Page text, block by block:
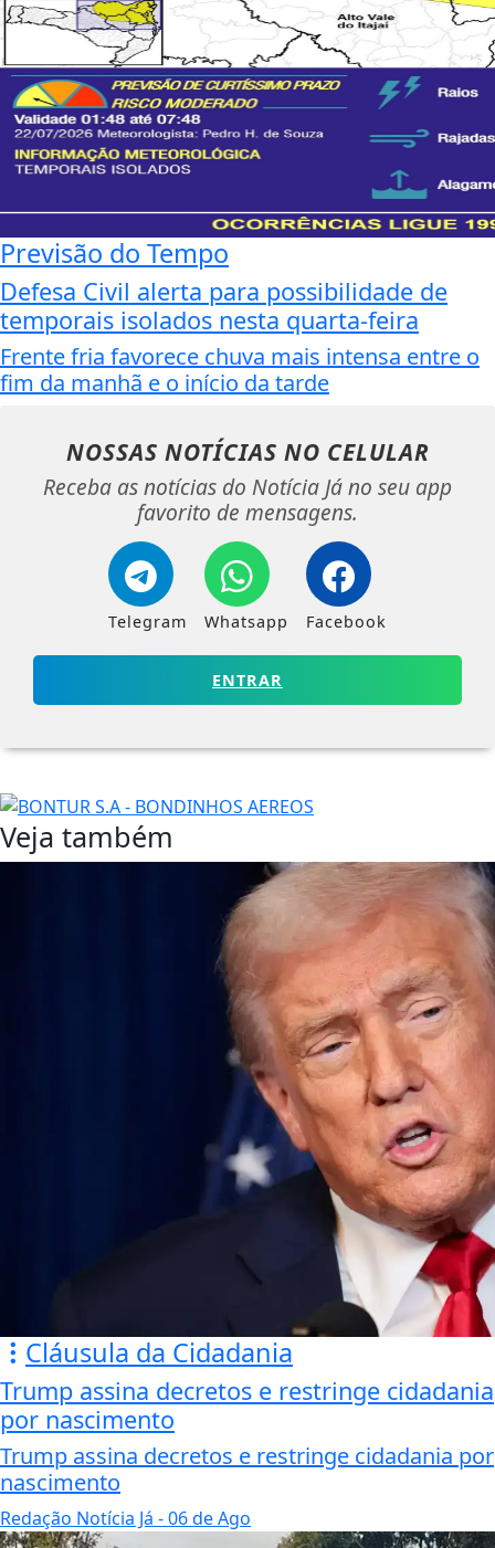
Previsão do Tempo
Defesa Civil alerta para possibilidade de
temporais isolados nesta quarta-feira
Frente fria favorece chuva mais intensa entre o
fim da manhã e o início da tarde
NOSSAS NOTÍCIAS NO CELULAR
Receba as notícias do Notícia Já no seu app
favorito de mensagens.
Telegram Whatsapp Facebook
ENTRAR
Veja também
Cláusula da Cidadania
Trump assina decretos e restringe cidadania
por nascimento
Trump assina decretos e restringe cidadania por
nascimento
Redação Notícia Já - 06 de Ago